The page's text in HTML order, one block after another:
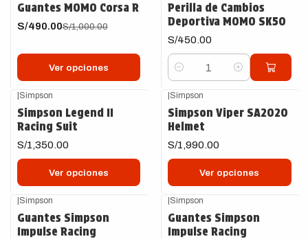
Guantes MOMO Corsa R
S/490.00S/1,000.00
Ver opciones
Perilla de Cambios
Deportiva MOMO SK50
S/450.00
Cantidad
|Simpson
Simpson Legend II
Racing Suit
S/1,350.00
Ver opciones
|Simpson
Simpson Viper SA2020
Helmet
S/1,990.00
Ver opciones
|Simpson
Guantes Simpson
Impulse Racing
|Simpson
Guantes Simpson
Impulse Racing